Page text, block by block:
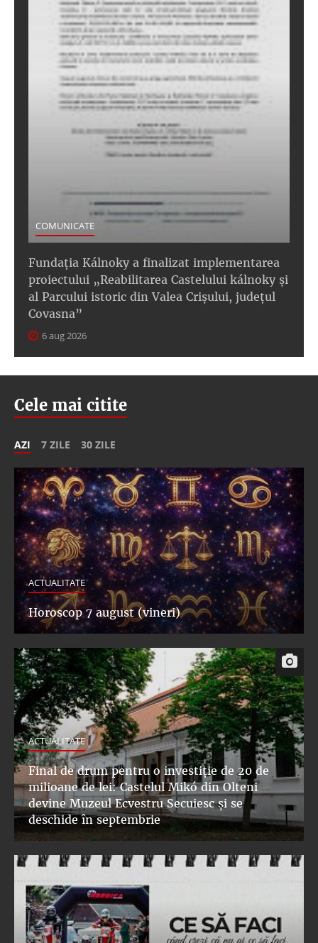
COMUNICATE
Fundația Kálnoky a finalizat implementarea
proiectului „Reabilitarea Castelului kálnoky și
al Parcului istoric din Valea Crișului, județul
Covasna”
6 aug 2026
Cele mai citite
AZI 7 ZILE 30 ZILE
ACTUALITATE
Horoscop 7 august (vineri)
ACTUALITATE
Final de drum pentru o investiție de 20 de
milioane de lei: Castelul Mikó din Olteni
devine Muzeul Ecvestru Secuiesc și se
deschide în septembrie